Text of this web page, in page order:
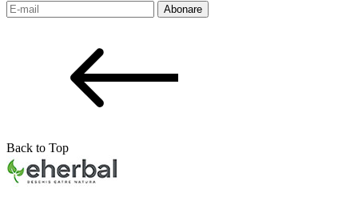
Abonare
Back to Top